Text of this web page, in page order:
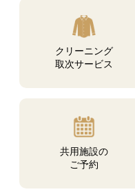
クリーニング
取次サービス
共用施設の
ご予約